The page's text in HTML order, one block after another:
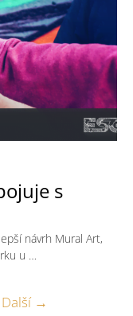
s
návrh Mural Art,
u …
Další →